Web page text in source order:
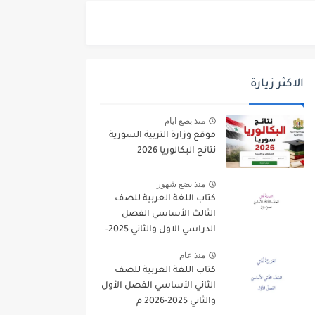
الاكثر زيارة
منذ بضع ايام
موقع وزارة التربية السورية
نتائج البكالوريا 2026
منذ بضع شهور
كتاب اللغة العربية للصف
الثالث الأساسي الفصل
الدراسي الاول والثاني 2025-
منذ عام
كتاب اللغة العربية للصف
الثاني الأساسي الفصل الأول
والثاني 2025-2026 م